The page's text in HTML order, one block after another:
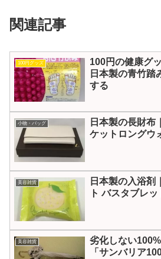
関連記事
100円グッズ
100円の健康グ
日本製の青竹踏
する
小物・バッグ
日本製の長財布
ケットロングウ
美容雑貨
日本製の入浴剤
ト バスタブレ
美容雑貨
劣化しない
「サンバリア